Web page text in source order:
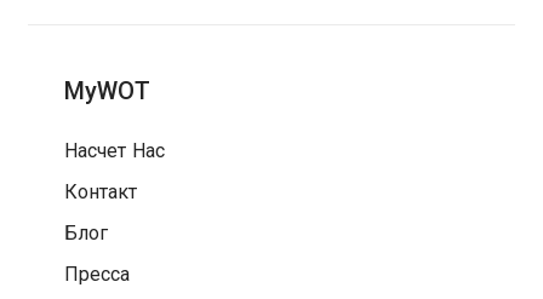
MyWOT
Насчет Нас
Контакт
Блог
Пресса